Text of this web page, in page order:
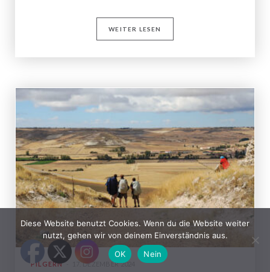
WEITER LESEN
PILGERN 17. DEZEMBER 2024
Diese Website benutzt Cookies. Wenn du die Website weiter
nutzt, gehen wir von deinem Einverständnis aus.
OK
Nein